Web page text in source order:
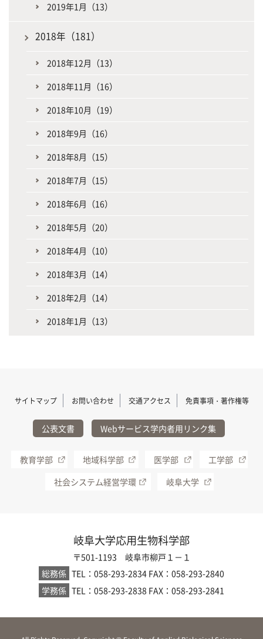
2019年1月（13）
2018年（181）
2018年12月（13）
2018年11月（16）
2018年10月（19）
2018年9月（16）
2018年8月（15）
2018年7月（15）
2018年6月（16）
2018年5月（20）
2018年4月（10）
2018年3月（14）
2018年2月（14）
2018年1月（13）
サイトマップ お問い合わせ 交通アクセス 免責事項・著作権等
公表文書 Webサービス学内者用リンク集
教育学部 地域科学部 医学部
工学部
社会システム経営学環
岐阜大学
岐阜大学応用生物科学部
〒501-1193 岐阜市柳戸１－１
総務係 TEL：058-293-2834 FAX：058-293-2840
学務係 TEL：058-293-2838 FAX：058-293-2841